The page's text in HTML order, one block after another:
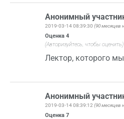
Анонимный
2019-03-14 08:39:30 (90 месяцев
Оценка 4
(Авторизуйтесь, чтобы оценить)
Лектор, которого
Анонимный
2019-03-14 08:39:12 (90 месяцев
Оценка 7